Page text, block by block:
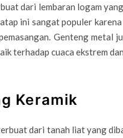
dari lembaran logam
ini sangat populer
Genteng metal
terhadap cuaca ekstrem
Keramik
dari tanah liat yang